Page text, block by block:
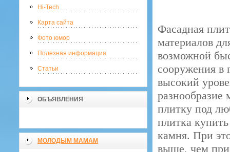
Hi-Tech
Карта сайта
Фото юмор
Полезная информация
Статьи
ОБЪЯВЛЕНИЯ
МОЛОДЫМ МАМАМ
Фасадная
материалов
возможной
сооружения в
высокий
разнообразие
плитку под
плитка
камня. При
выше, чем при